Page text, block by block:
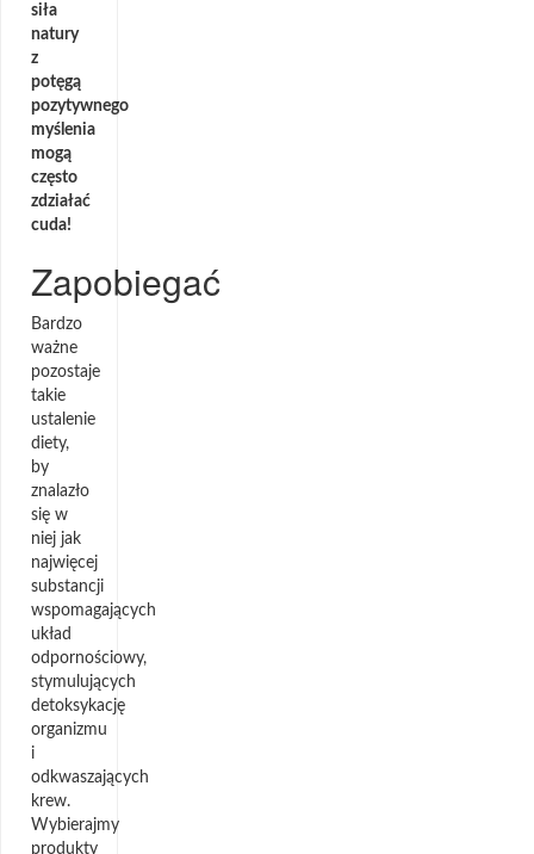
siła
natury
z
potęgą
pozytywnego
myślenia
mogą
często
zdziałać
cuda!
Zapobiegać
Bardzo
ważne
pozostaje
takie
ustalenie
diety,
by
znalazło
się w
niej jak
najwięcej
substancji
wspomagających
układ
odpornościowy,
stymulujących
detoksykację
organizmu
i
odkwaszających
krew.
Wybierajmy
produkty